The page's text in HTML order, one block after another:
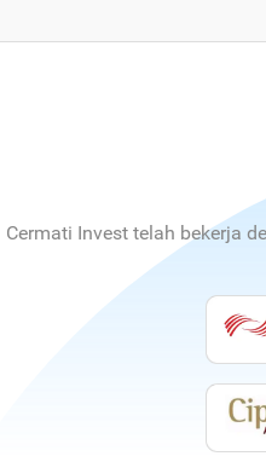
Cermati Invest telah bekerja